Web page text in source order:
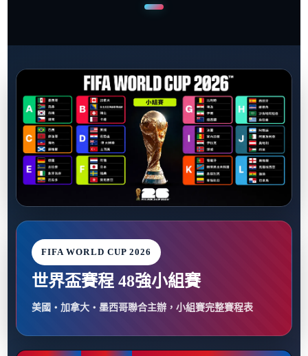
FIFA WORLD CUP 2026
世界盃賽程 48強小組賽
美國・加拿大・墨西哥聯合主辦，小組賽完整賽程表